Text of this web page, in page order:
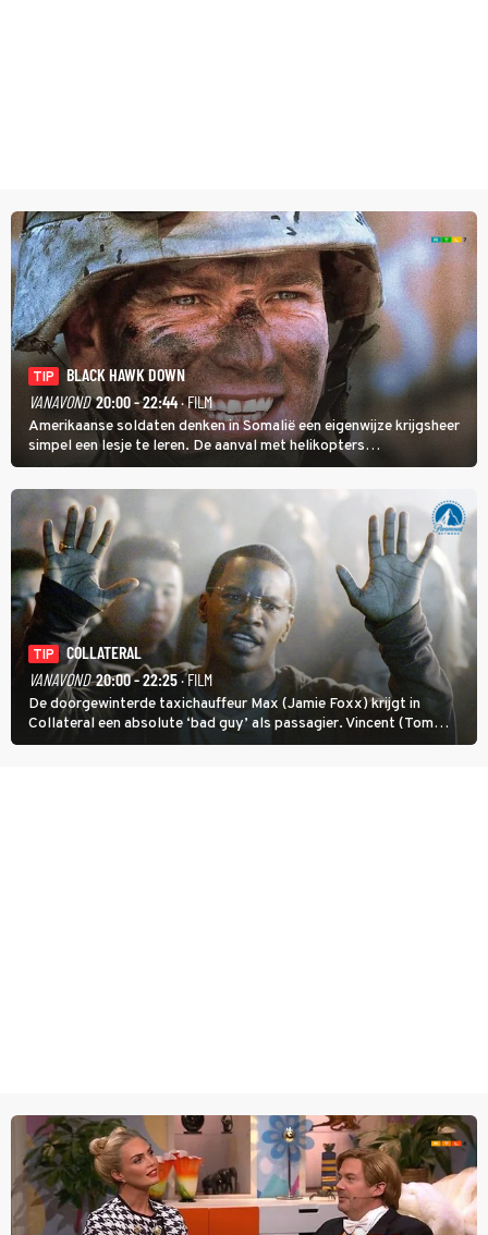
TIP
BLACK HAWK DOWN
VANAVOND 20:00 - 22:44· FILM
Amerikaanse soldaten denken in Somalië een eigenwijze krijgsheer
simpel een lesje te leren. De aanval met helikopters
verloopt in Black Hawk down dramatisch.
TIP
COLLATERAL
VANAVOND 20:00 - 22:25· FILM
De doorgewinterde taxichauffeur Max (Jamie Foxx) krijgt in
Collateral een absolute ‘bad guy’ als passagier. Vincent (Tom
Cruise) heeft hem nodig om hem de stad door te loodsen om een